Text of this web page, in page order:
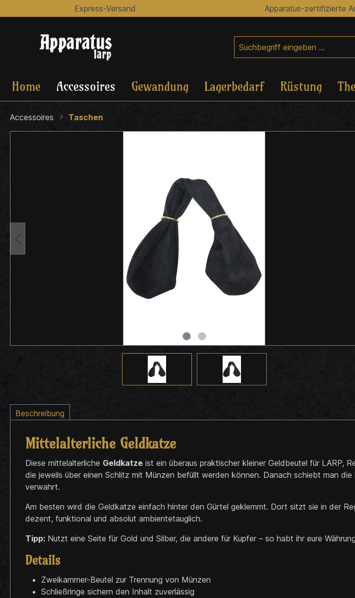
Express-Versand Apparatus-zertifizierte
Home Accessoires Gewandung Lagerbedarf Rüstung
Accessoires Taschen
Beschreibung
Mittelalterliche Geldkatze
Diese mittelalterliche Geldkatze ist ein überaus praktischer kleiner Geldbeutel für LARP,
die jeweils über einen Schlitz mit Münzen befüllt werden können. Danach schiebt man
verwahrt.
Am besten wird die Geldkatze einfach hinter den Gürtel geklemmt. Dort sitzt sie in der
dezent, funktional und absolut ambientetauglich.
Tipp: Nutzt eine Seite für Gold und Silber, die andere für Kupfer – so habt ihr eure
Details
Zweikammer-Beutel zur Trennung von Münzen
Schließringe sichern den Inhalt zuverlässig